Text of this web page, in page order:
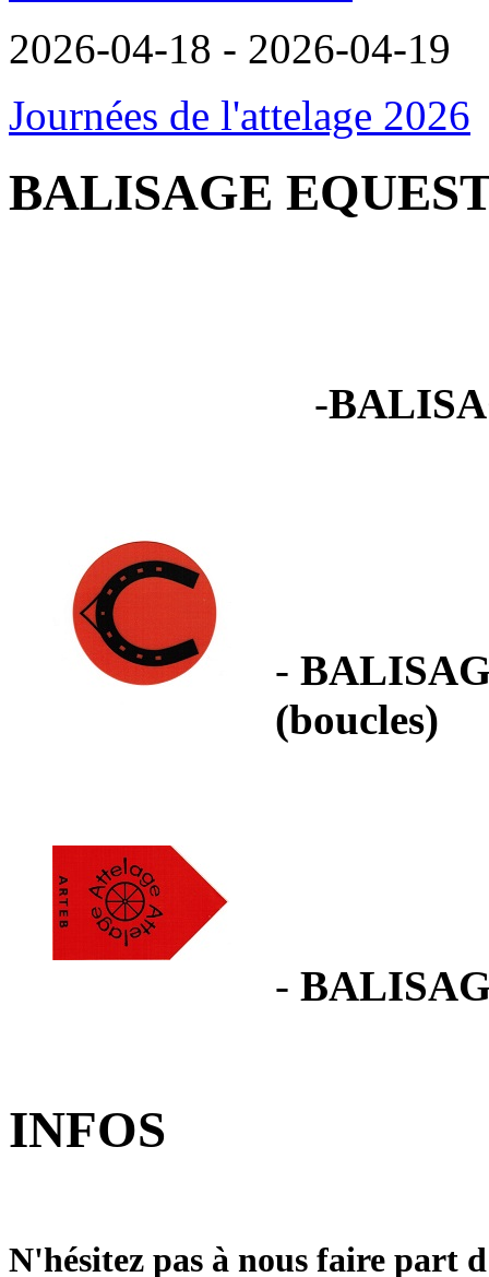
2026-04-18 - 2026-04-19
Journées de l'attelage 2026
BALISAGE
-
-
(boucles)
-
INFOS
N'hésitez pas à nous faire part